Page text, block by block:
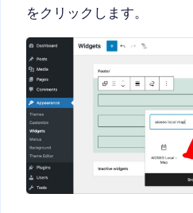
をクリックします。